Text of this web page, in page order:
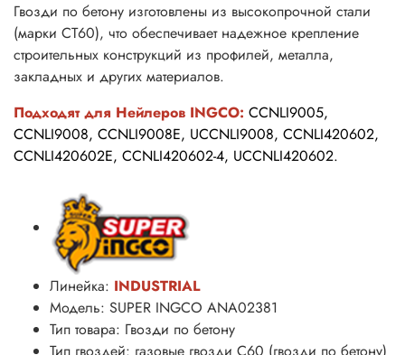
Гвозди по бетону изготовлены из высокопрочной стали
(марки CT60), что обеспечивает надежное крепление
строительных конструкций из профилей, металла,
закладных и других материалов.
Подходят для Нейлеров INGCO: CCNLI9005,
CCNLI9008, CCNLI9008E, UCCNLI9008, CCNLI420602,
CCNLI420602E, CCNLI420602-4, UCCNLI420602.
Линейка: INDUSTRIAL
Модель: SUPER INGCO ANA02381
Тип товара: Гвозди по бетону